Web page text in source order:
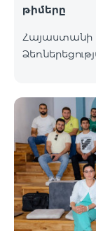
թիմերը
Հայաստանի
մասնակից թիմերին։ Ավելի
անցել են
որոնք
գնահատել
գնահատման
ազգային